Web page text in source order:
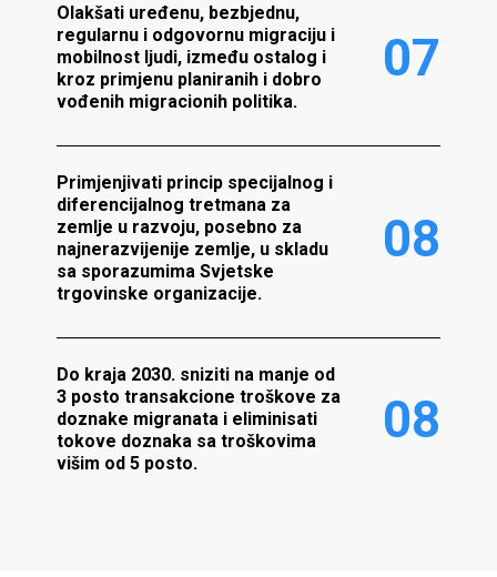
Olakšati uređenu, bezbjednu,
regularnu i odgovornu migraciju i
mobilnost ljudi, između ostalog i
kroz primjenu planiranih i dobro
vođenih migracionih politika.
07
Primjenjivati princip specijalnog i
diferencijalnog tretmana za
zemlje u razvoju, posebno za
najnerazvijenije zemlje, u skladu
sa sporazumima Svjetske
trgovinske organizacije.
08
Do kraja 2030. sniziti na manje od
3 posto transakcione troškove za
doznake migranata i eliminisati
tokove doznaka sa troškovima
višim od 5 posto.
08